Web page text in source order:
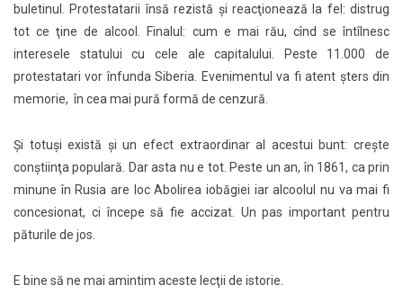
buletinul. Protestatarii însă rezistă şi reacţionează la fel: distrug
tot ce ţine de alcool. Finalul: cum e mai rău, cînd se întîlnesc
interesele statului cu cele ale capitalului. Peste 11.000 de
protestatari vor înfunda Siberia. Evenimentul va fi atent şters din
memorie, în cea mai pură formă de cenzură.
Şi totuşi există şi un efect extraordinar al acestui bunt: creşte
conştiinţa populară. Dar asta nu e tot. Peste un an, în 1861, ca prin
minune în Rusia are loc Abolirea iobăgiei iar alcoolul nu va mai fi
concesionat, ci începe să fie accizat. Un pas important pentru
păturile de jos.
E bine să ne mai amintim aceste lecţii de istorie.